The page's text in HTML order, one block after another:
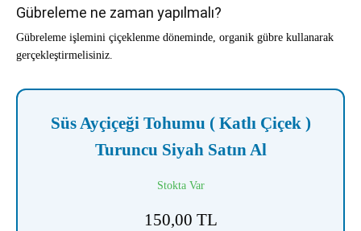
Gübreleme ne zaman yapılmalı?
Gübreleme işlemini çiçeklenme döneminde, organik gübre kullanarak
gerçekleştirmelisiniz.
Süs Ayçiçeği Tohumu ( Katlı Çiçek )
Turuncu Siyah Satın Al
Stokta Var
150,00 TL